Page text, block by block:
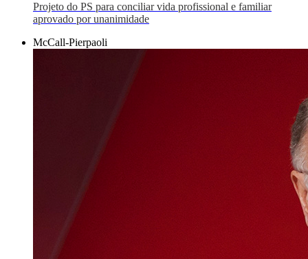
Projeto do PS para conciliar vida profissional e familiar
aprovado por unanimidade
McCall-Pierpaoli